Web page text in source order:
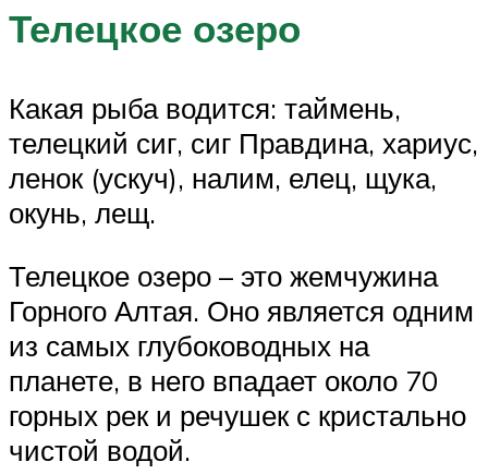
Телецкое озеро
Какая рыба водится: таймень,
телецкий сиг, сиг Правдина, хариус,
ленок (ускуч), налим, елец, щука,
окунь, лещ.
Телецкое озеро – это жемчужина
Горного Алтая. Оно является одним
из самых глубоководных на
планете, в него впадает около 70
горных рек и речушек с кристально
чистой водой.